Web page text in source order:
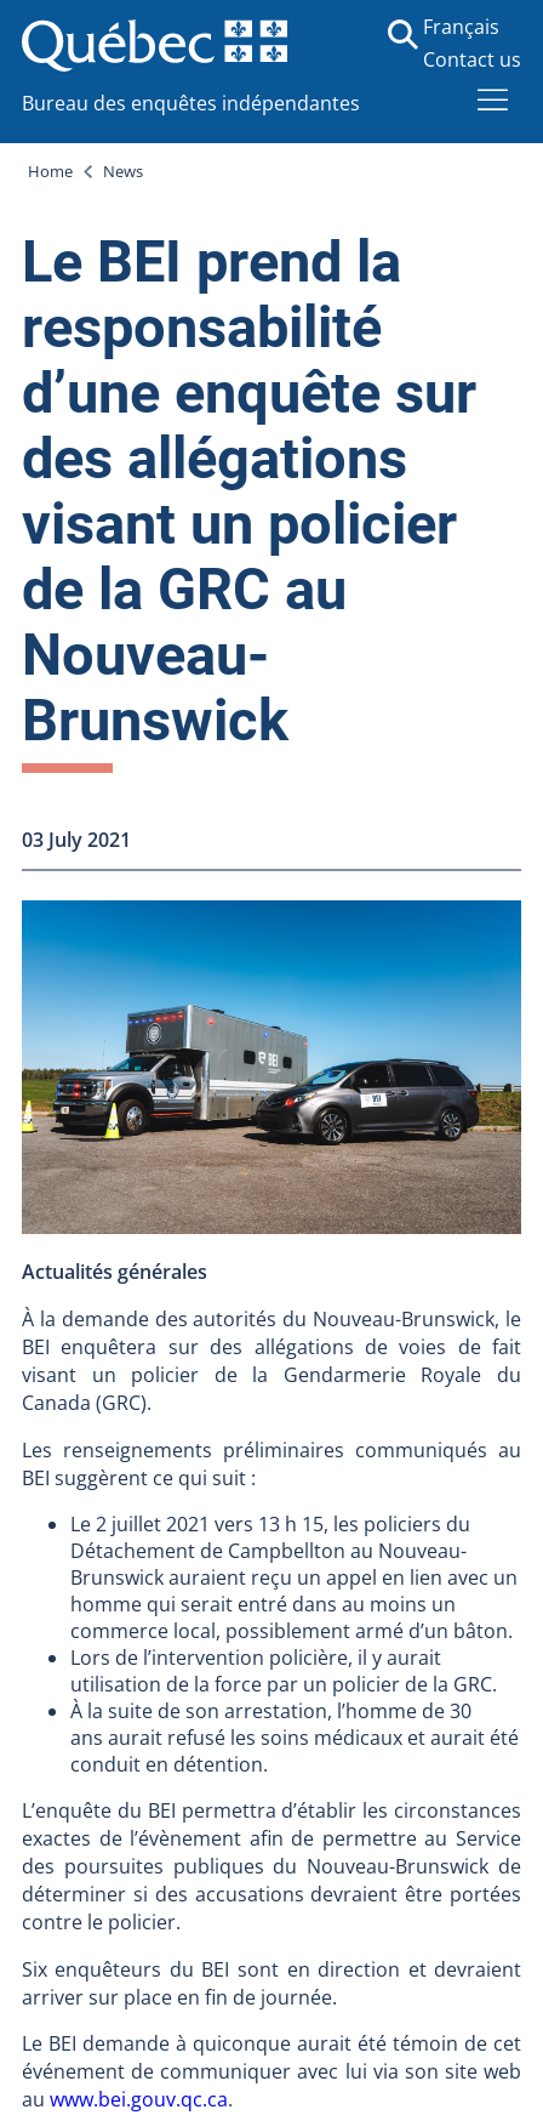
Bureau des enquêtes indépendantes
Français
Contact us
Home News
Le BEI prend la
responsabilité
d’une enquête sur
des allégations
visant un policier
de la GRC au
Nouveau-
Brunswick
03 July 2021
Actualités générales
À la demande des autorités du Nouveau-Brunswick, le
BEI enquêtera sur des allégations de voies de fait
visant un policier de la Gendarmerie Royale du
Canada (GRC).
Les renseignements préliminaires communiqués au
BEI suggèrent ce qui suit :
Le 2 juillet 2021 vers 13 h 15, les policiers du
Détachement de Campbellton au Nouveau-
Brunswick auraient reçu un appel en lien avec un
homme qui serait entré dans au moins un
commerce local, possiblement armé d’un bâton.
Lors de l’intervention policière, il y aurait
utilisation de la force par un policier de la GRC.
À la suite de son arrestation, l’homme de 30
ans aurait refusé les soins médicaux et aurait été
conduit en détention.
L’enquête du BEI permettra d’établir les circonstances
exactes de l’évènement afin de permettre au Service
des poursuites publiques du Nouveau-Brunswick de
déterminer si des accusations devraient être portées
contre le policier.
Six enquêteurs du BEI sont en direction et devraient
arriver sur place en fin de journée.
Le BEI demande à quiconque aurait été témoin de cet
événement de communiquer avec lui via son site web
au www.bei.gouv.qc.ca.